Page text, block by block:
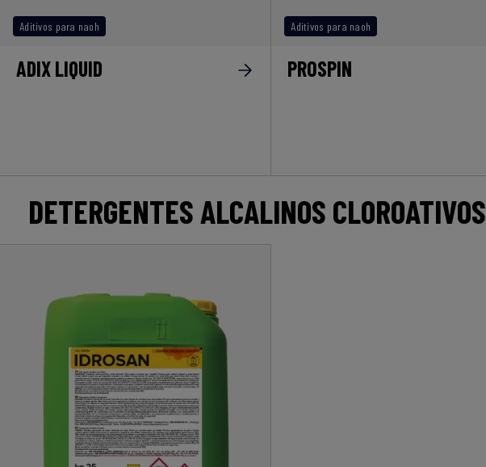
Aditivos para naoh
ADIX LIQUID
Aditivos para naoh
PROSPIN
DETERGENTES ALCALINOS CLOROATIVOS